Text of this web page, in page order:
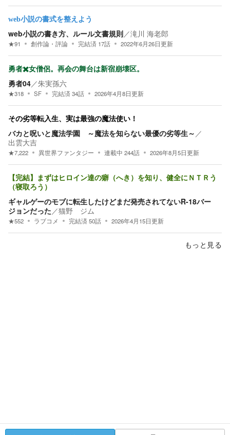
web小説の書式を整えよう
web小説の書き方、ルール文書規則／滝川 海老郎
★91 創作論・評論 完結済 17話 2022年6月26日更新
勇者✖️女僧侶。再会の舞台は新宿崩壊区。
勇者04／朱実孫六
★318 SF 完結済34話 2026年4月8日更新
その劣等転入生、実は最強の魔法使い！
バカと呪いと魔法学園 ～魔法を知らない最優の劣等生～ ／
出雲大吉
★7,222 異世界ファンタジー 連載中 244話 2026年8月5日更新
【完結】まずはヒロイン達の癖（へき）を知り、健全にＮＴＲう
（寝取ろう）
ギャルゲーのモブに転生したけどまだ発売されてないR-18バー
ジョンだった ／猫野 ジム
★552 ラブコメ 完結済50話 2026年4月15日更新
もっと見る